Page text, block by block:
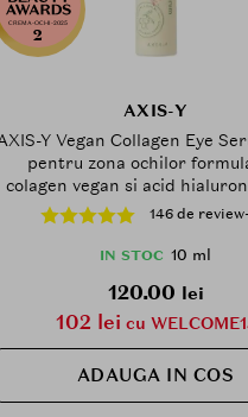
CREMA-OCHI-2025
2
AXIS-Y
Y Vegan Collagen Eye
pentru zona ochilor
colagen vegan si acid
contribuie la hidratarea
mentinerea confortului cutanat
146 de
IN STOC 10 ml
120.00 lei
102 lei cu
ADAUGA IN COS